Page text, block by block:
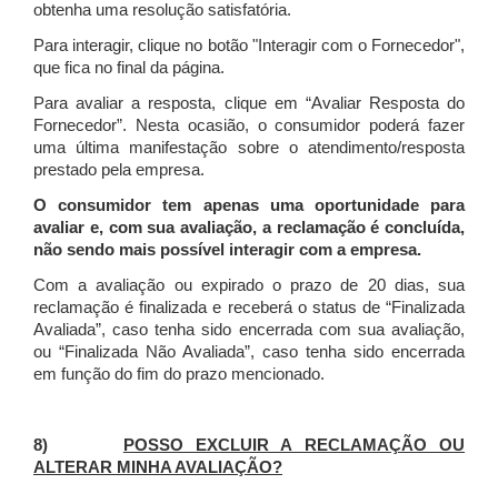
obtenha uma resolução satisfatória.
Para interagir, clique no botão "Interagir com o Fornecedor",
que fica no final da página.
Para avaliar a resposta, clique em “Avaliar Resposta do
Fornecedor”. Nesta ocasião, o consumidor poderá fazer
uma última manifestação sobre o atendimento/resposta
prestado pela empresa.
O consumidor tem apenas uma oportunidade para
avaliar e, com sua avaliação, a reclamação é concluída,
não sendo mais possível interagir com a empresa.
Com a avaliação ou expirado o prazo de 20 dias, sua
reclamação é finalizada e receberá o status de “Finalizada
Avaliada”, caso tenha sido encerrada com sua avaliação,
ou “Finalizada Não Avaliada”, caso tenha sido encerrada
em função do fim do prazo mencionado.
8)
POSSO EXCLUIR A RECLAMAÇÃO OU
ALTERAR MINHA AVALIAÇÃO?